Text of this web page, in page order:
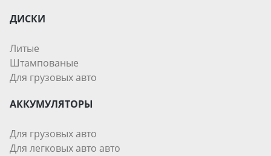
ДИСКИ
Литые
Штампованые
Для грузовых авто
АККУМУЛЯТОРЫ
Для грузовых авто
Для легковых авто авто